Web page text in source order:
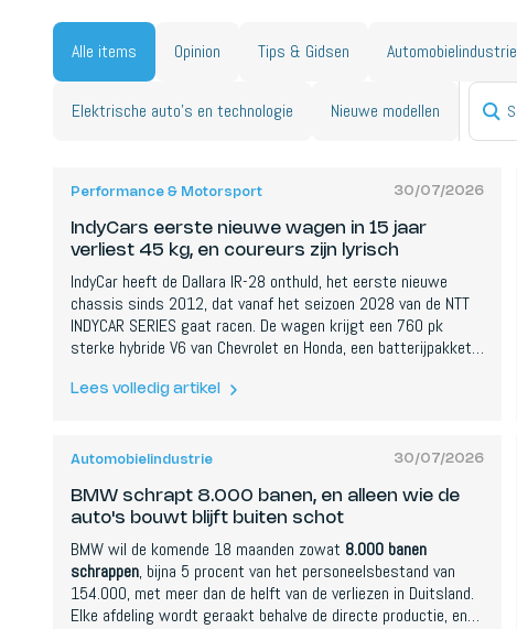
Alle items Opinion Tips & Gidsen Automobielindustrie
Elektrische auto's en technologie
Nieuwe modellen
Performance & Motorsport 30/07/2026
IndyCars eerste nieuwe wagen in 15 jaar
verliest 45 kg, en coureurs zijn lyrisch
IndyCar heeft de Dallara IR-28 onthuld, het eerste nieuwe
chassis sinds 2012, dat vanaf het seizoen 2028 van de NTT
INDYCAR SERIES gaat racen. De wagen krijgt een 760 pk
sterke hybride V6 van Chevrolet en Honda, een batterijpakket
lichter. De gepolijste onthulling, ingesproken door Matt Damon,
Lees volledig artikel
Automobielindustrie 30/07/2026
BMW schrapt 8.000 banen, en alleen wie de
auto's bouwt blijft buiten schot
BMW wil de komende 18 maanden zowat 8.000 banen
schrappen, bijna 5 procent van het personeelsbestand van
154.000, met meer dan de helft van de verliezen in Duitsland.
Elke afdeling wordt geraakt behalve de directe productie, en